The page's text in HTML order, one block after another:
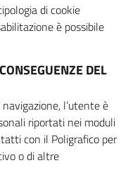
di cookie
è possibile
DEL
l’utente è
riportati nei moduli
con il Poligrafico per
o di altre